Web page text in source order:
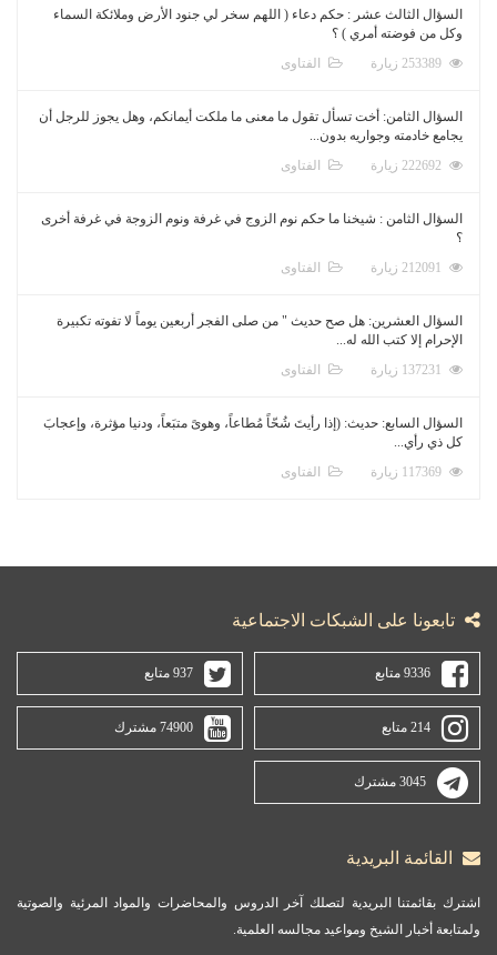
السؤال الثالث عشر : حكم دعاء ( اللهم سخر لي جنود الأرض وملائكة السماء
وكل من فوضته أمري ) ؟
الفتاوى
السؤال الثامن: أخت تسأل تقول ما معنى ما ملكت أيمانكم، وهل يجوز للرجل أن
يجامع خادمته وجواريه بدون...
الفتاوى
السؤال الثامن : شيخنا ما حكم نوم الزوج في غرفة ونوم الزوجة في غرفة أخرى
؟
الفتاوى
السؤال العشرين: هل صح حديث " من صلى الفجر أربعين يوماً لا تفوته تكبيرة
الإحرام إلا كتب الله له...
الفتاوى
السؤال السابع: حديث: (إذا رأيتَ شُحّاً مُطاعاً، وهوىً متبَعاً، ودنيا مؤثرة، وإعجابَ
كل ذي رأي...
الفتاوى
تابعونا على الشبكات الاجتماعية
9336 متابع 937 متابع
214 متابع 74900 مشترك
3045 مشترك
القائمة البريدية
اشترك بقائمتنا البريدية لتصلك آخر الدروس والمحاضرات والمواد المرئية والصوتية
ولمتابعة أخبار الشيخ ومواعيد مجالسه العلمية.